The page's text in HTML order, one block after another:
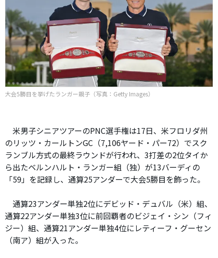
大会5勝目を挙げたランガー親子（写真：Getty Images）
米男子シニアツアーのPNC選手権は17日、米フロリダ州
のリッツ・カールトンGC（7,106ヤード・パー72）でスク
ランブル方式の最終ラウンドが行われ、3打差の2位タイか
ら出たベルンハルト・ランガー組（独）が13バーディの
「59」を記録し、通算25アンダーで大会5勝目を飾った。
通算23アンダー単独2位にデビッド・デュバル（米）組、
通算22アンダー単独3位に前回覇者のビジェイ・シン（フィ
ジー）組、通算21アンダー単独4位にレティーフ・グーセン
（南ア）組が入った。